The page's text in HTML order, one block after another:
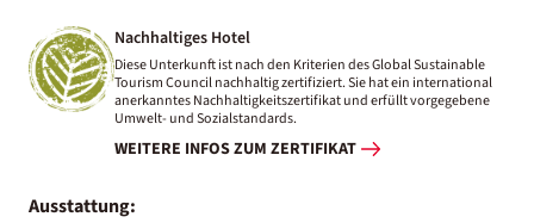
Nachhaltiges Hotel
Diese Unterkunft ist nach den Kriterien des Global Sustainable
Tourism Council nachhaltig zertifiziert. Sie hat ein international
anerkanntes Nachhaltigkeitszertifikat und erfüllt vorgegebene
Umwelt- und Sozialstandards.
WEITERE INFOS ZUM ZERTIFIKAT
Ausstattung: